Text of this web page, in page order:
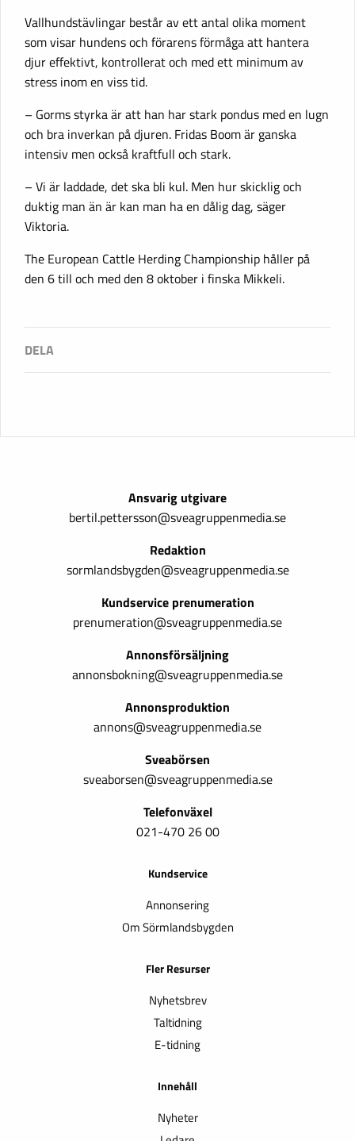
Vallhundstävlingar består av ett antal olika moment
som visar hundens och förarens förmåga att hantera
djur effektivt, kontrollerat och med ett minimum av
stress inom en viss tid.
– Gorms styrka är att han har stark pondus med en lugn
och bra inverkan på djuren. Fridas Boom är ganska
intensiv men också kraftfull och stark.
– Vi är laddade, det ska bli kul. Men hur skicklig och
duktig man än är kan man ha en dålig dag, säger
Viktoria.
The European Cattle Herding Championship håller på
den 6 till och med den 8 oktober i finska Mikkeli.
Ansvarig utgivare
bertil.pettersson@sveagruppenmedia.se
Redaktion
sormlandsbygden@sveagruppenmedia.se
Kundservice prenumeration
prenumeration@sveagruppenmedia.se
Annonsförsäljning
annonsbokning@sveagruppenmedia.se
Annonsproduktion
annons@sveagruppenmedia.se
Sveabörsen
sveaborsen@sveagruppenmedia.se
Telefonväxel
021-470 26 00
Kundservice
Annonsering
Om Sörmlandsbygden
Fler Resurser
Nyhetsbrev
Taltidning
E-tidning
Innehåll
Nyheter